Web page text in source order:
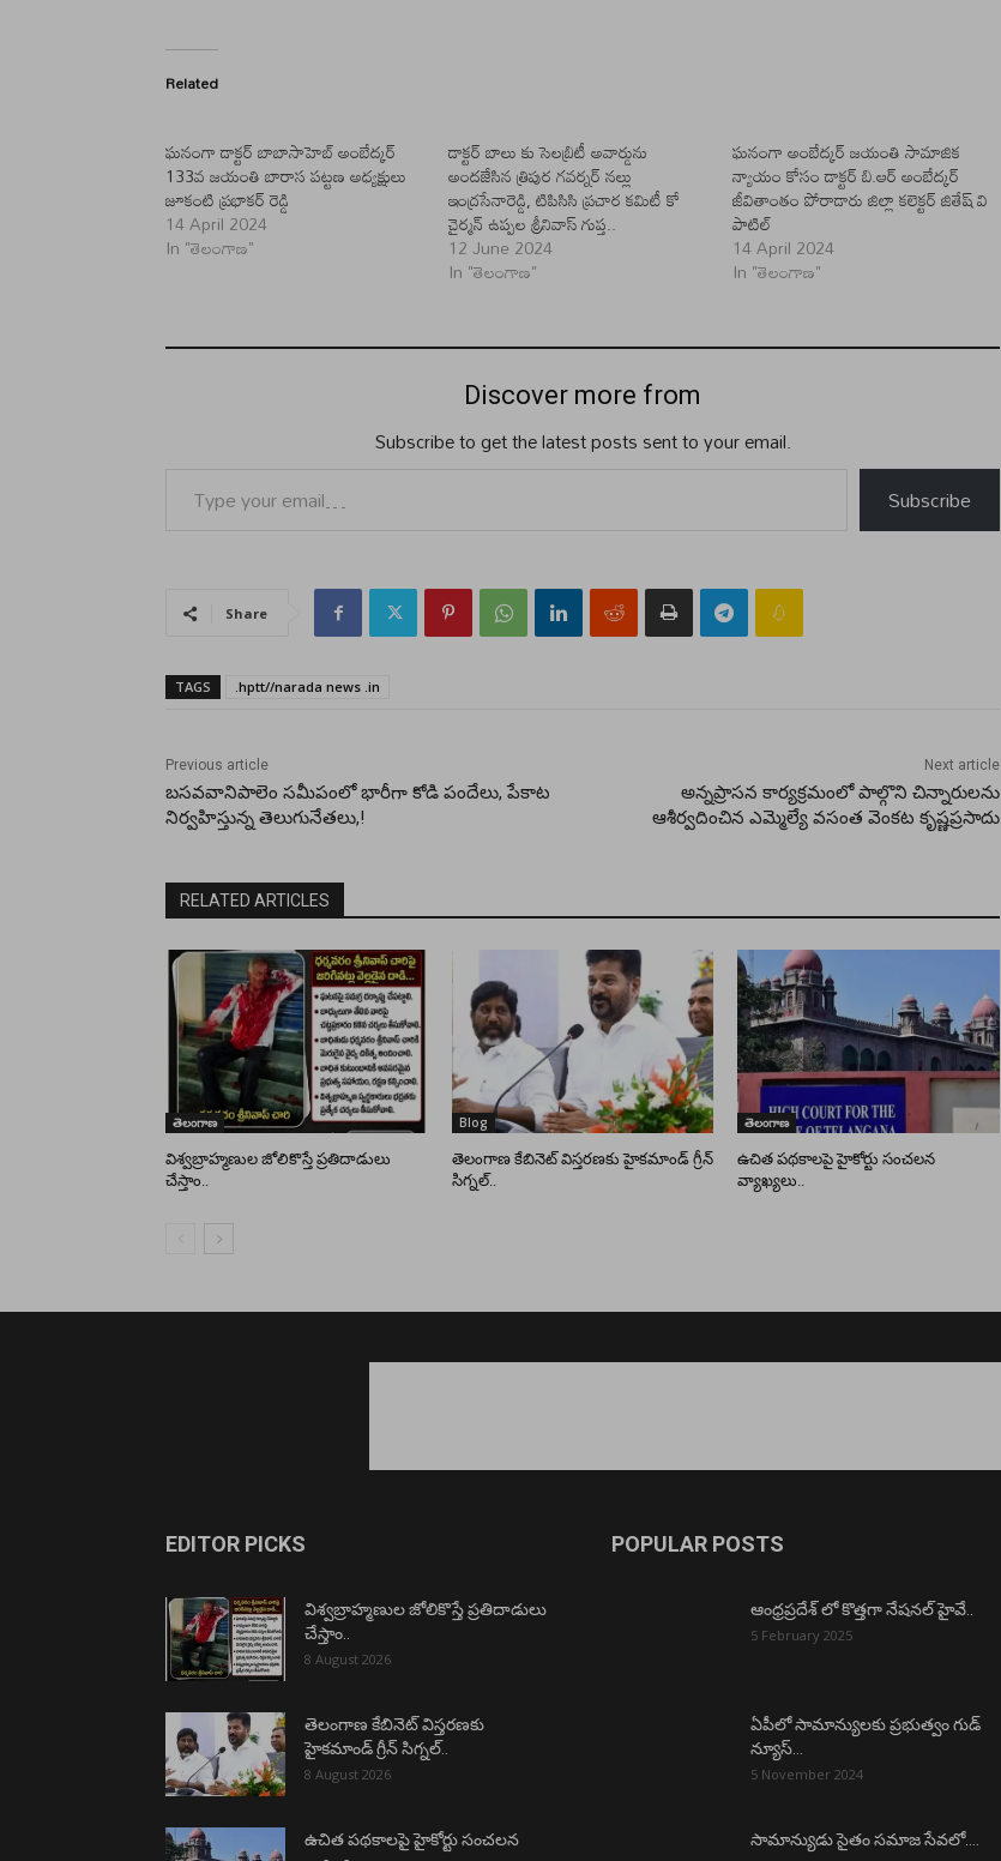
Related
ఘనంగా డాక్టర్ బాబాసాహెబ్ అంబేద్కర్
133వ జయంతి బారాస పట్టణ అధ్యక్షులు
జూకంటి ప్రభాకర్ రెడ్డి
14 April 2024
In "తెలంగాణ"
డాక్టర్ బాలు కు సెలబ్రిటీ అవార్డును
అందజేసిన త్రిపుర గవర్నర్ నల్లు
ఇంద్రసేనారెడ్డి, టిపిసిసి ప్రచార కమిటీ కో
చైర్మన్ ఉప్పల శ్రీనివాస్ గుప్త..
12 June 2024
In "తెలంగాణ"
ఘనంగా అంబేద్కర్ జయంతి సామాజిక
న్యాయం కోసం డాక్టర్ బి.ఆర్ అంబేద్కర్
జీవితాంతం పోరాడారు జిల్లా కలెక్టర్ జితేష్ వి
పాటిల్
14 April 2024
In "తెలంగాణ"
Discover more from
Subscribe to get the latest posts sent to your email.
Subscribe
Share
TAGS .hptt//narada news .in
Previous article
బసవవానిపాలెం సమీపంలో భారీగా కోడి పందేలు, పేకాట
నిర్వహిస్తున్న తెలుగునేతలు,!
Next article
అన్నప్రాసన కార్యక్రమంలో పాల్గొని చిన్నారులను
ఆశీర్వదించిన ఎమ్మెల్యే వసంత వెంకట కృష్ణప్రసాదు
RELATED ARTICLES
తెలంగాణ
విశ్వబ్రాహ్మణుల జోలికొస్తే ప్రతిదాడులు
చేస్తాం..
Blog
తెలంగాణ కేబినెట్ విస్తరణకు హైకమాండ్ గ్రీన్
సిగ్నల్..
తెలంగాణ
ఉచిత పథకాలపై హైకోర్టు సంచలన
వ్యాఖ్యలు..
EDITOR PICKS
విశ్వబ్రాహ్మణుల జోలికొస్తే ప్రతిదాడులు
చేస్తాం..
8 August 2026
తెలంగాణ కేబినెట్ విస్తరణకు
హైకమాండ్ గ్రీన్ సిగ్నల్..
8 August 2026
ఉచిత పథకాలపై హైకోర్టు సంచలన
POPULAR POSTS
ఆంధ్రప్రదేశ్ లో కొత్తగా నేషనల్ హైవే..
5 February 2025
ఏపీలో సామాన్యులకు ప్రభుత్వం గుడ్
న్యూస్…
5 November 2024
సామాన్యుడు సైతం సమాజ సేవలో….